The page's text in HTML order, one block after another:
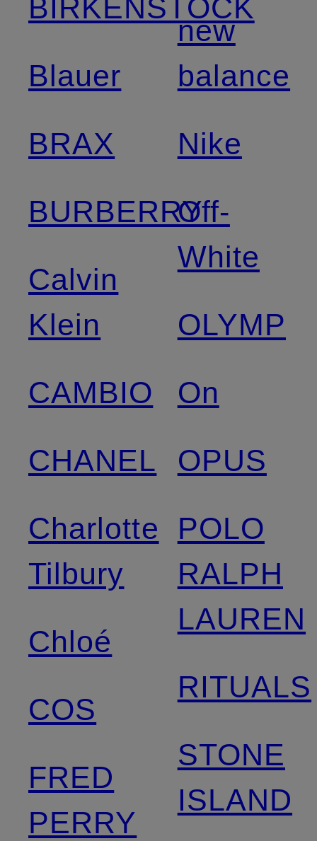
BIRKENSTOCK
Blauer
BRAX
BURBERRY
Calvin
Klein
CAMBIO
CHANEL
Charlotte
Tilbury
Chloé
COS
FRED
PERRY
new
balance
Nike
Off-
White
OLYMP
On
OPUS
POLO
RALPH
LAUREN
RITUALS
STONE
ISLAND